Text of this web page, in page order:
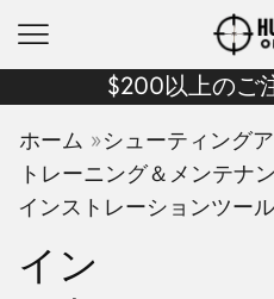
$200以上のご
ホーム »シューティング
トレーニング＆メンテナ
インストレーションツール
イン